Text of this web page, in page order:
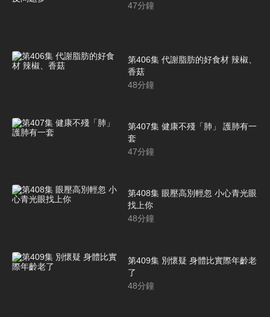
47分鐘
第406集 代謝脂肪的好食材 辣椒、
香菇
48分鐘
第407集 健康不殘「肺」 護肺有一
套
47分鐘
第408集 眼壓高別輕忽 小心青光眼
找上你
48分鐘
第409集 別懷疑 身體比實際年齡老
了
48分鐘